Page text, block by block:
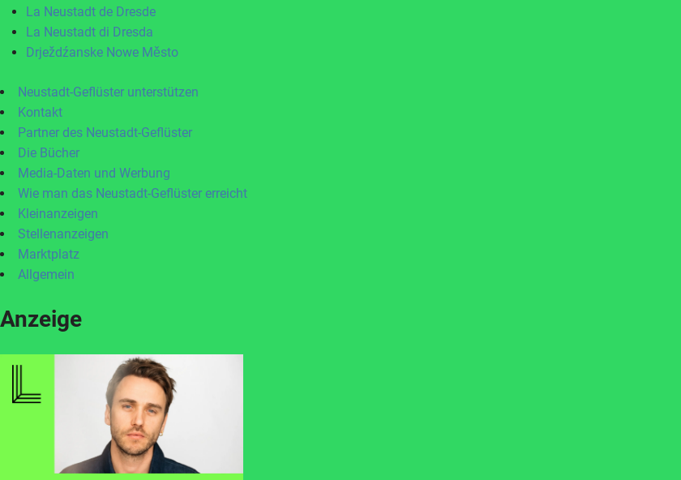
La Neustadt de Dresde
La Neustadt di Dresda
Drježdźanske Nowe Město
Neustadt-Geflüster unterstützen
Kontakt
Partner des Neustadt-Geflüster
Die Bücher
Media-Daten und Werbung
Wie man das Neustadt-Geflüster erreicht
Kleinanzeigen
Stellenanzeigen
Marktplatz
Allgemein
Anzeige